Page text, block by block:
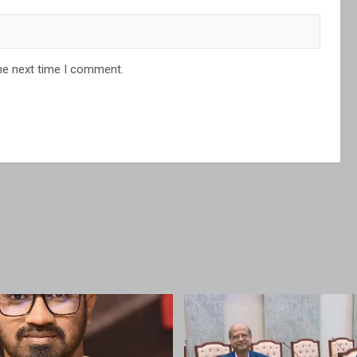
next time I comment.